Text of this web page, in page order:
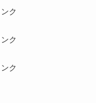
ク
ク
ク